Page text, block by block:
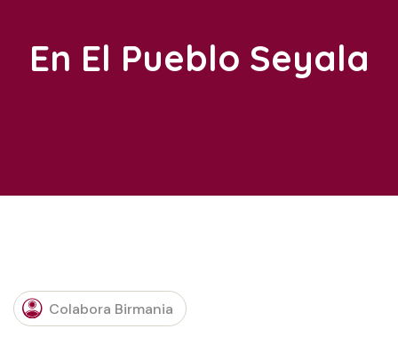
En El Pueblo Seyala
Colabora Birmania